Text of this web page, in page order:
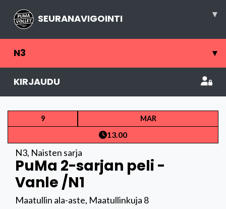
SEURANAVIGOINTI ▾
N3 ▾
KIRJAUDU
9 MAR
13.00
N3, Naisten sarja
PuMa 2-sarjan peli -
Vanle /N1
Maatullin ala-aste, Maatullinkuja 8